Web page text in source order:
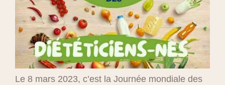
Le 8 mars 2023, c’est la Journée mondiale des